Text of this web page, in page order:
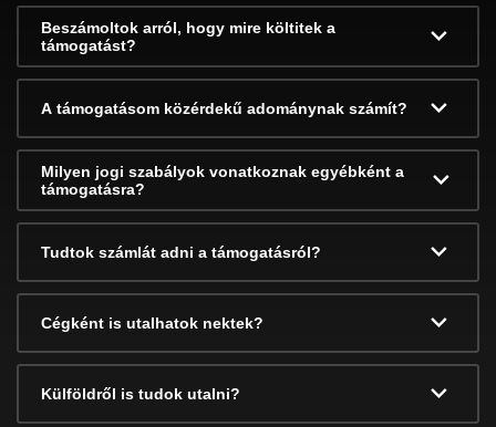
Beszámoltok arról, hogy mire költitek a
támogatást?
A támogatásom közérdekű adománynak számít?
Milyen jogi szabályok vonatkoznak egyébként a
támogatásra?
Tudtok számlát adni a támogatásról?
Cégként is utalhatok nektek?
Külföldről is tudok utalni?